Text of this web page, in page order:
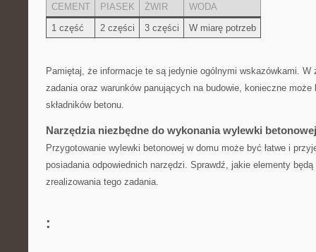
CEMENT
PIASEK ŻWIR
WODA
1 część
2 części 3 części W miarę potrzeb
Pamiętaj, że⁢ informacje te są jedynie‌ ogólnymi wskazówkami. W
zadania oraz warunków panujących⁢ na budowie, konieczne
składników‍ betonu.
Narzędzia niezbędne do wykonania wylewki betonowej
Przygotowanie ‌wylewki betonowej w domu może być łatwe i
posiadania odpowiednich narzędzi. Sprawdź, jakie elementy
zrealizowania tego zadania.
: